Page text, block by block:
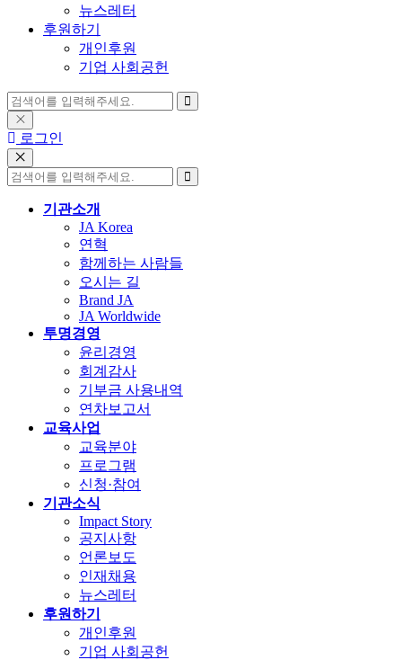
뉴스레터
후원하기
개인후원
기업 사회공헌
로그인
기관소개
JA Korea
연혁
함께하는 사람들
오시는 길
Brand JA
JA Worldwide
투명경영
윤리경영
회계감사
기부금 사용내역
연차보고서
교육사업
교육분야
프로그램
신청·참여
기관소식
Impact Story
공지사항
언론보도
인재채용
뉴스레터
후원하기
개인후원
기업 사회공헌